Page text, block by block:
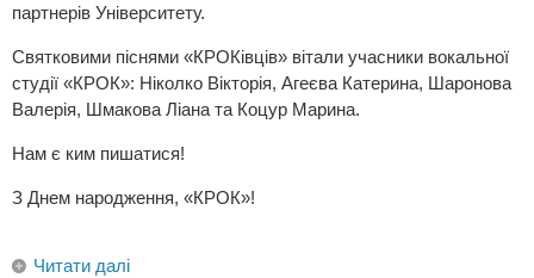
партнерів Університету.
Святковими піснями «КРОКівців» вітали учасники вокальної
студії «КРОК»: Ніколко Вікторія, Агеєва Катерина, Шаронова
Валерія, Шмакова Ліана та Коцур Марина.
Нам є ким пишатися!
З Днем народження, «КРОК»!
Читати далі